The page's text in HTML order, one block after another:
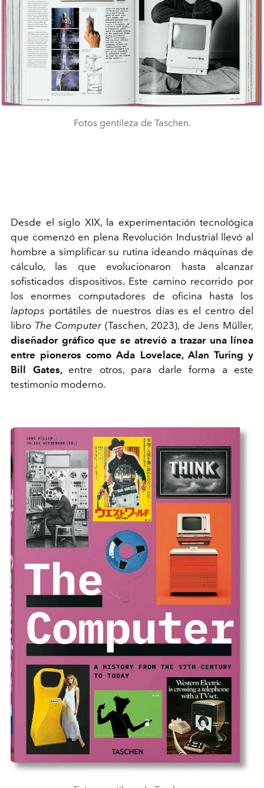
Fotos gentileza de Taschen.
Desde el siglo XIX, la experimentación tecnológica
que comenzó en plena Revolución Industrial llevó al
hombre a simplificar su rutina ideando máquinas de
cálculo, las que evolucionaron hasta alcanzar
sofisticados dispositivos. Este camino recorrido por
los enormes computadores de oficina hasta los
laptops portátiles de nuestros días es el centro del
libro The Computer(Taschen, 2023), de Jens Müller,
diseñador gráfico que se atrevió a trazar una línea
entre pioneros como Ada Lovelace, Alan Turing y
Bill Gates, entre otros, para darle forma a este
testimonio moderno.